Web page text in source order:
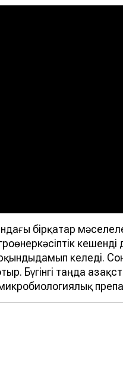
бірқатар
келеді.
Бүгінгі таңда